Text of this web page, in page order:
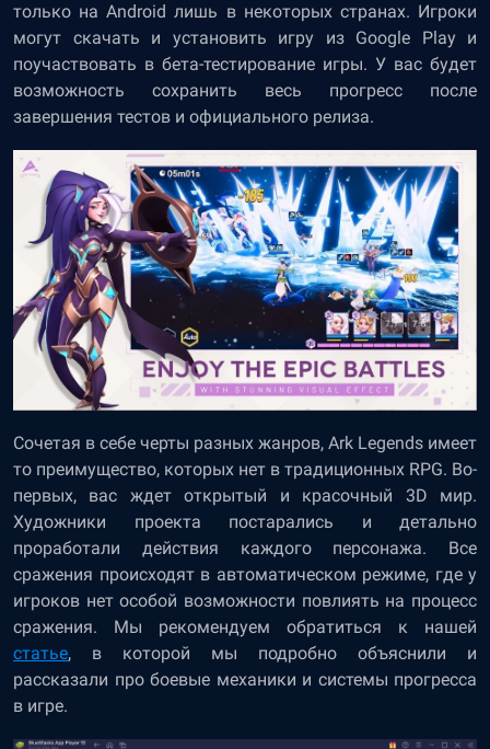
только на Android лишь в некоторых странах. Игроки
могут скачать и установить игру из Google Play и
поучаствовать в бета-тестирование игры. У вас будет
возможность сохранить весь прогресс после
завершения тестов и официального релиза.
Сочетая в себе черты разных жанров, Ark Legends имеет
то преимущество, которых нет в традиционных RPG. Во-
первых, вас ждет открытый и красочный 3D мир.
Художники проекта постарались и детально
проработали действия каждого персонажа. Все
сражения происходят в автоматическом режиме, где у
игроков нет особой возможности повлиять на процесс
сражения. Мы рекомендуем обратиться к нашей
статье, в которой мы подробно объяснили и
рассказали про боевые механики и системы прогресса
в игре.